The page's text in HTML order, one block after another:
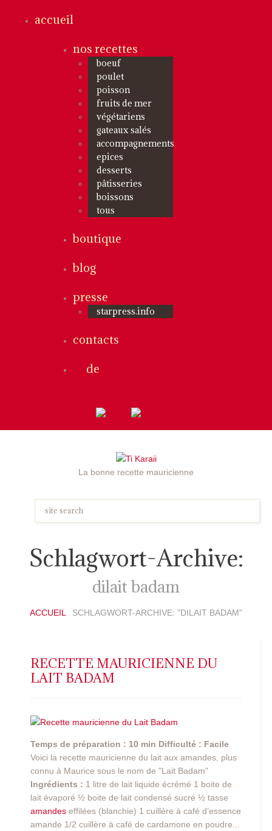
accueil
nos recettes
boeuf
poulet
poisson
fruits de mer
végétariens
gateaux salés
accompagnements
epices
desserts
pâtisseries
boissons
tous
boutique
blog
presse
starpress.info
contacts
de
La bonne recette mauricienne
Schlagwort-Archive:
dilait badam
ACCUEIL SCHLAGWORT-ARCHIVE: "DILAIT BADAM"
RECETTE MAURICIENNE DU
LAIT BADAM
Temps de préparation : 10 min Difficulté : Facile
Voici la recette mauricienne du lait aux amandes, plus
connu à Maurice sous le nom de "Lait Badam"
Ingrédients : 1 litre de lait liquide écrémé 1 boite de
lait évaporé ½ boite de lait condensé sucré ½ tasse
amandes effilées (blanchie) 1 cuillère à café d’essence
amande 1/2 cuillère à café de cardamone en poudre...